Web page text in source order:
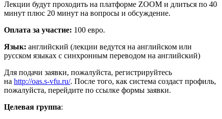
Лекции будут проходить на платформе ZOOM и длиться по 40
минут плюс 20 минут на вопросы и обсуждение.
Оплата за участие: 100 евро.
Язык: английский (лекции ведутся на английском или
русском языках с синхронным переводом на английский)
Для подачи заявки, пожалуйста, регистрируйтесь
на http://oas.s-vfu.ru/. После того, как система создаст профиль,
пожалуйста, перейдите по ссылке формы заявки.
Целевая группа: